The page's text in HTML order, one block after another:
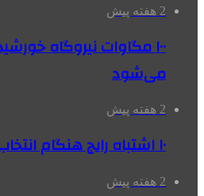
2 هفته پیش
۱۰۰ مگاوات نیروگاه‌
می‌شود
2 هفته پیش
۱۰ اشتباه رایج هنگام انتخاب تاورکرین برای پروژه
2 هفته پیش